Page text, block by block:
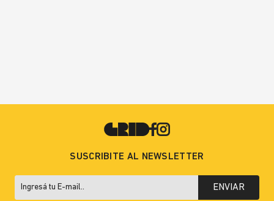
SUSCRIBITE AL NEWSLETTER
ENVIAR